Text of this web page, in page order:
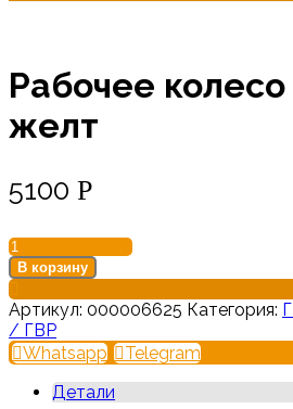
Рабочее колесо
желт
5100 Р
Количество
товара
Рабочее
колесо
D=6
желт
В корзину
Артикул: 000006625 Категория:
/ ГВР
Whatsapp
Telegram
Детали